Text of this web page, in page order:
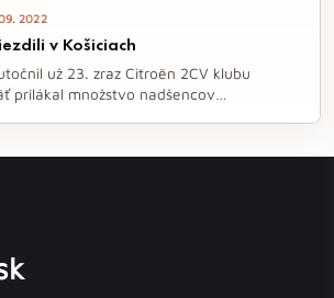
2022
v Košiciach
už 23. zraz Citroën 2CV klubu
prilákal množstvo nadšencov
aj na návšteve leteckého múzea, čím